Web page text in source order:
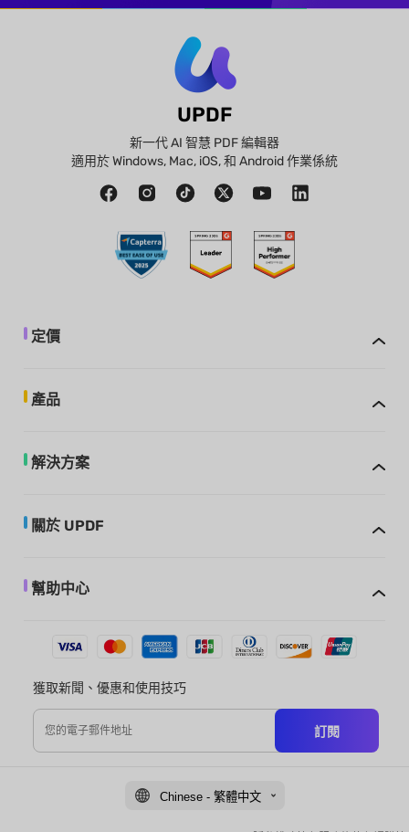
UPDF
新一代 AI 智慧 PDF 編輯器
適用於 Windows, Mac, iOS, 和 Android 作業係統
定價
產品
解決方案
關於 UPDF
幫助中心
獲取新聞、優惠和使用技巧
訂閱
Chinese - 繁體中文